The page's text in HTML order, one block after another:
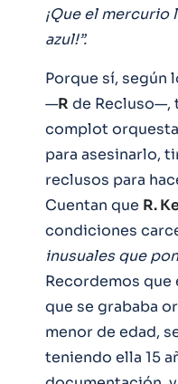
¡Que el mercurio
azul!”.
Porque sí, según
—R de Recluso—,
complot
para asesinarlo,
reclusos para
Cuentan que R.
condiciones
inusuales que
Recordemos que
que se grababa
menor de edad,
teniendo ella 15